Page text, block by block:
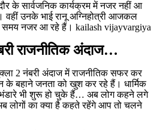
के सार्वजनिक कार्यक्रम में नजर नहीं आ
वहीं उनके भाई रानू अग्निहोत्री आजकल
नजर आ रहे हैं। kailash vijayvargiya
राजनीतिक अंदाज…
2 नंबरी अंदाज में राजनीतिक सफर कर
के बहाने जनता को खुश कर रहे हैं। धार्मिक
भंडारे भी शुरू हो चुके हैं… अब लोग कहने लगे
लोगों का क्या है कहते रहेंगे आप तो चलने